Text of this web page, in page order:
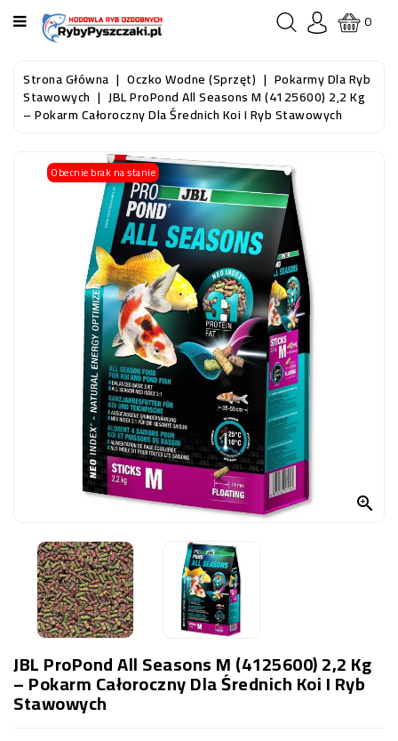
KATEGORIA
STRONA
GŁÓWNA
AKWARIOWE
AKWARYSTYKA
0
Strona Główna Oczko Wodne (sprzęt) Pokarmy Dla Ryb
Stawowych JBL ProPond All Seasons M (4125600) 2,2 Kg
– Pokarm Całoroczny Dla Średnich Koi I Ryb Stawowych
Obecnie brak na stanie

JBL ProPond All Seasons M (4125600) 2,2 Kg
– Pokarm Całoroczny Dla Średnich Koi I Ryb
Stawowych